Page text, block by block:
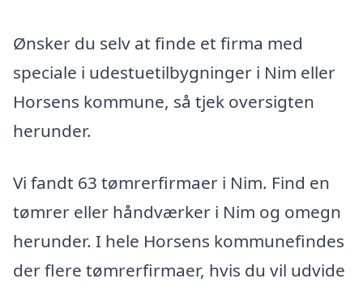
Ønsker du selv at finde et firma med
speciale i udestuetilbygninger i Nim eller
Horsens kommune, så tjek oversigten
herunder.
Vi fandt 63 tømrerfirmaer i Nim. Find en
tømrer eller håndværker i Nim og omegn
herunder. I hele Horsens kommunefindes
der flere tømrerfirmaer, hvis du vil udvide